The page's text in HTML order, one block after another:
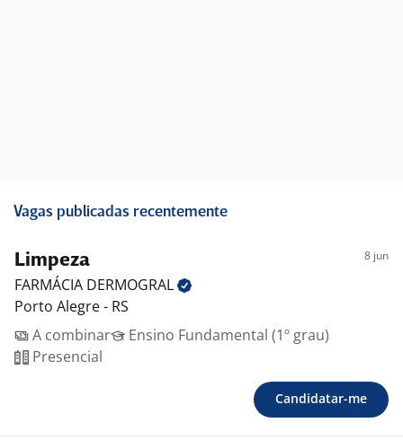
Vagas publicadas recentemente
Limpeza 8 jun
FARMÁCIA DERMOGRAL
Porto Alegre - RS
A combinar
Ensino Fundamental (1º grau)
Presencial
Candidatar-me